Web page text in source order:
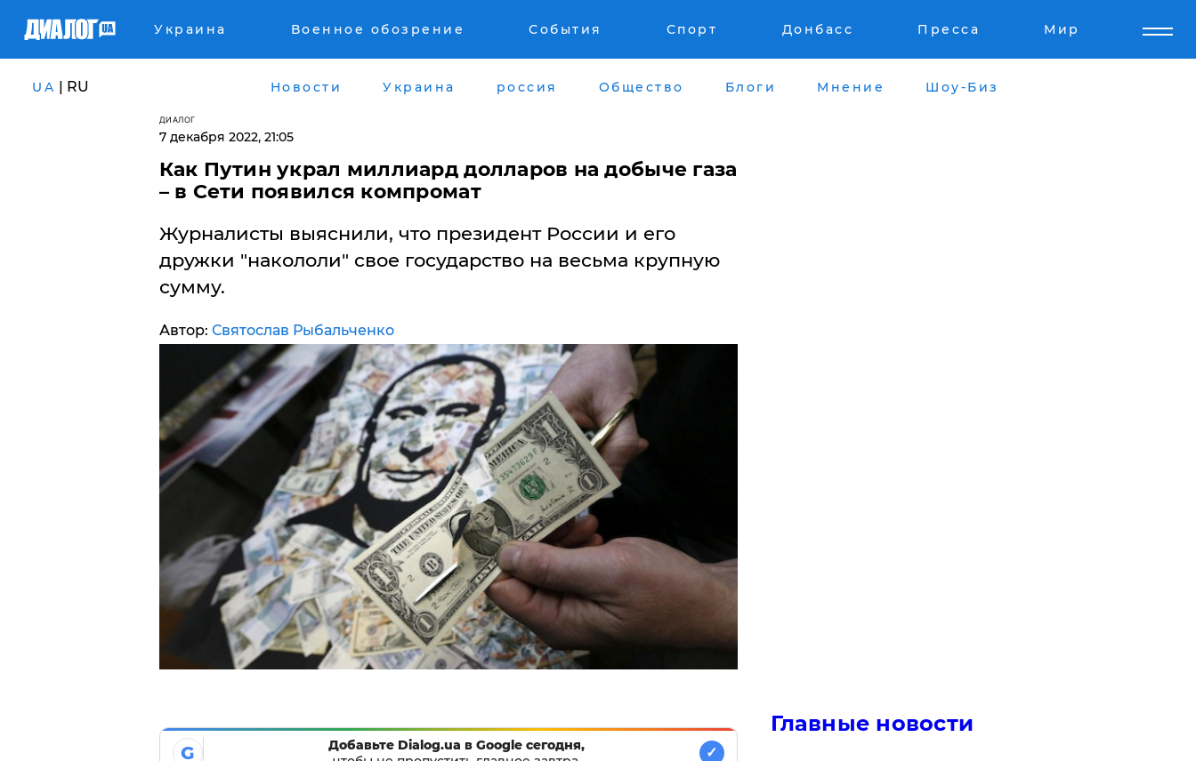
Украина Военное обозрение События Спорт Донбасс Пресса Мир
UA | RU Новости Украина россия Общество Блоги Мнение Шоу-Биз
ДИАЛОГ
7 декабря 2022, 21:05
Как Путин украл миллиард долларов на добыче газа
– в Сети появился компромат
Журналисты выяснили, что президент России и его
дружки "накололи" свое государство на весьма крупную
сумму.
Автор: Святослав Рыбальченко
G
Добавьте Dialog.ua в Google сегодня,
✓
Главные новости